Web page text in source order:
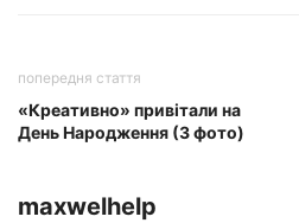
попередня стаття
«Креативно» привітали на
День Народження (3 фото)
maxwelhelp